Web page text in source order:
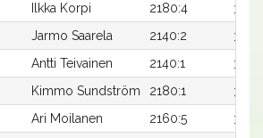
Ilkka Korpi 2180:4
31,7
Jarmo Saarela 2140:2
33,8
Antti Teivainen 2140:1
35,1
Kimmo Sundström 2180:1
33,3x
Ari Moilanen 2160:5
35,7x